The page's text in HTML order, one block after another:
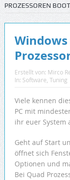
PROZESSOREN
Erstellt von: Mirco
In: Software Tuning
Viele kennen
PC mit
ihr euer System
Geht auf Start
öffnet sich
Optionen und
Bei Quad